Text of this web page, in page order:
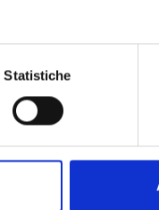
Statistiche